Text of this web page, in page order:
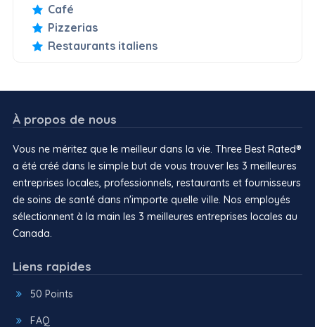
Café
Pizzerias
Restaurants italiens
À propos de nous
Vous ne méritez que le meilleur dans la vie. Three Best Rated®
a été créé dans le simple but de vous trouver les 3 meilleures
entreprises locales, professionnels, restaurants et fournisseurs
de soins de santé dans n'importe quelle ville. Nos employés
sélectionnent à la main les 3 meilleures entreprises locales au
Canada.
Liens rapides
50 Points
FAQ